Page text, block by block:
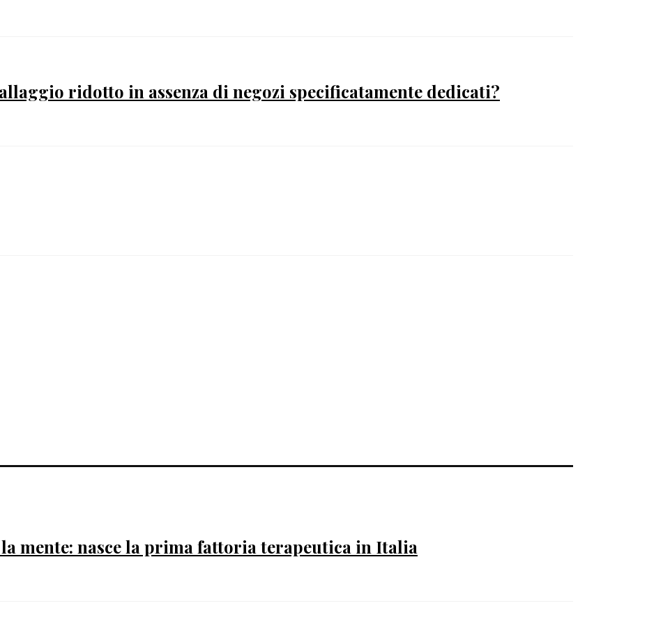
ridotto in assenza di negozi specificatamente dedicati?
mente: nasce la prima fattoria terapeutica in Italia